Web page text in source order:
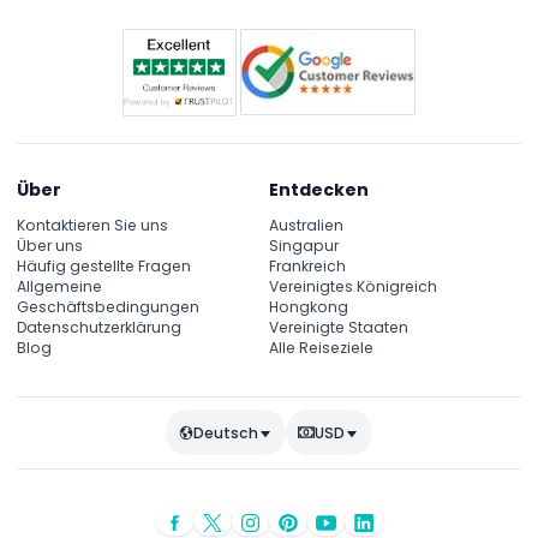
Über
Kontaktieren Sie uns
Über uns
Häufig gestellte Fragen
Allgemeine
Geschäftsbedingungen
Datenschutzerklärung
Blog
Entdecken
Australien
Singapur
Frankreich
Vereinigtes Königreich
Hongkong
Vereinigte Staaten
Alle Reiseziele
Deutsch USD